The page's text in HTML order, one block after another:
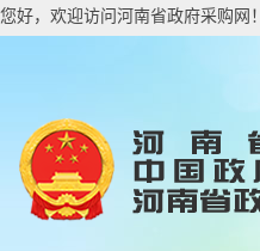
您好，欢迎访问河南省政府采购网！